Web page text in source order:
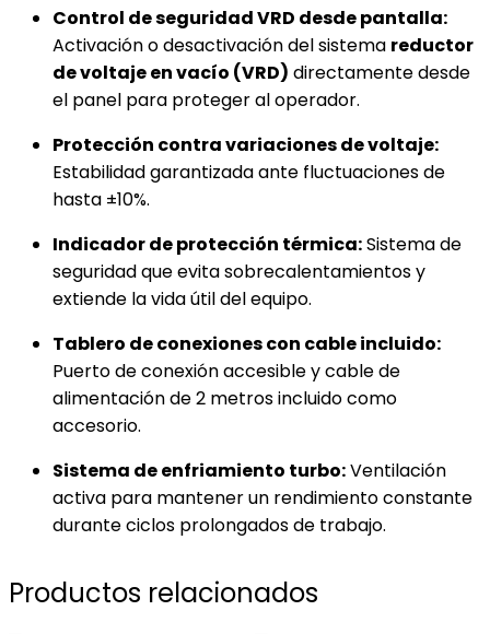
Control de seguridad VRD desde pantalla:
Activación o desactivación del sistema reductor
de voltaje en vacío (VRD) directamente desde
el panel para proteger al operador.
Protección contra variaciones de voltaje:
Estabilidad garantizada ante fluctuaciones de
hasta ±10%.
Indicador de protección térmica:Sistema de
seguridad que evita sobrecalentamientos y
extiende la vida útil del equipo.
Tablero de conexiones con cable incluido:
Puerto de conexión accesible y cable de
alimentación de 2 metros incluido como
accesorio.
Sistema de enfriamiento turbo:Ventilación
activa para mantener un rendimiento constante
durante ciclos prolongados de trabajo.
Productos relacionados